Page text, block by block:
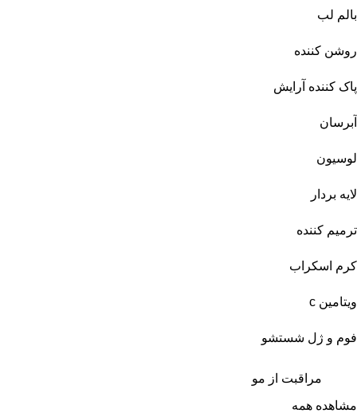
بالم لب
روشن کننده
پاک کننده آرایش
آبرسان
لوسیون
لایه بردار
ترمیم کننده
کرم اسکراب
ویتامین c
فوم و ژل شستشو
مراقبت از مو
مشاهده همه